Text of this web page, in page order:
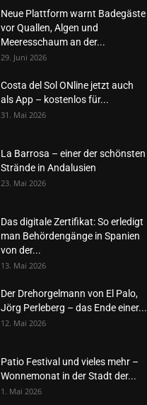
Neue Plattform warnt Badegäste
vor Quallen, Algen und
Meeresschaum an der...
29. Juni 2026
Costa del Sol ONline jetzt auch
als App – kostenlos für...
31. Mai 2026
La Barrosa – einer der schönsten
Strände in Andalusien
23. Mai 2026
Das digitale Zertifikat: So erledigt
man Behördengänge in Spanien
von der...
13. Mai 2026
Der Drehorgelmann von El Palo,
Jörg Perleberg – das Ende einer...
12. Mai 2026
Patio Festival und vieles mehr –
Wonnemonat in der Stadt der...
1. Mai 2026